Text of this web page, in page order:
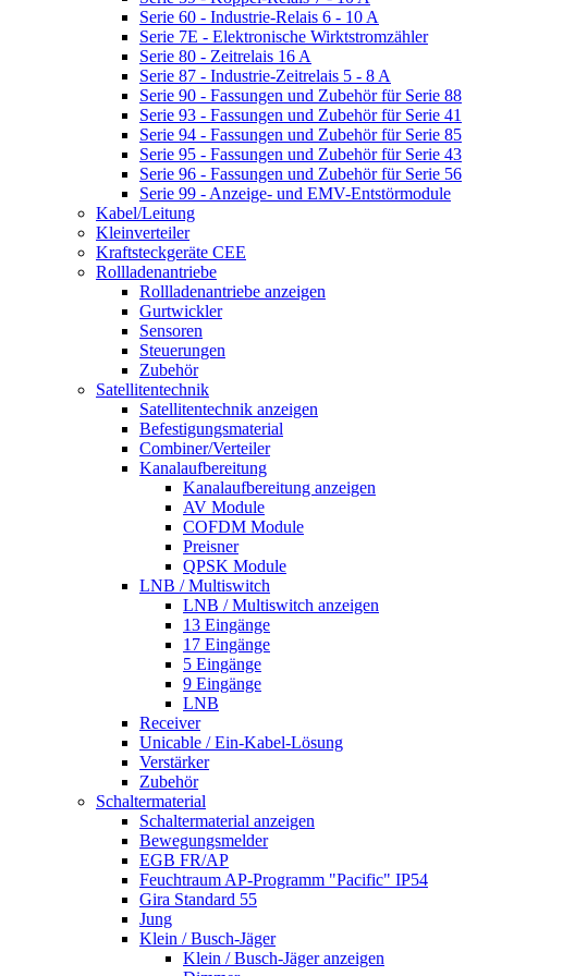
Serie 60 - Industrie-Relais 6 - 10 A
Serie 7E - Elektronische Wirktstromzähler
Serie 80 - Zeitrelais 16 A
Serie 87 - Industrie-Zeitrelais 5 - 8 A
Serie 90 - Fassungen und Zubehör für Serie 88
Serie 93 - Fassungen und Zubehör für Serie 41
Serie 94 - Fassungen und Zubehör für Serie 85
Serie 95 - Fassungen und Zubehör für Serie 43
Serie 96 - Fassungen und Zubehör für Serie 56
Serie 99 - Anzeige- und EMV-Entstörmodule
Kabel/Leitung
Kleinverteiler
Kraftsteckgeräte CEE
Rollladenantriebe
Rollladenantriebe anzeigen
Gurtwickler
Sensoren
Steuerungen
Zubehör
Satellitentechnik
Satellitentechnik anzeigen
Befestigungsmaterial
Combiner/Verteiler
Kanalaufbereitung
Kanalaufbereitung anzeigen
AV Module
COFDM Module
Preisner
QPSK Module
LNB / Multiswitch
LNB / Multiswitch anzeigen
13 Eingänge
17 Eingänge
5 Eingänge
9 Eingänge
LNB
Receiver
Unicable / Ein-Kabel-Lösung
Verstärker
Zubehör
Schaltermaterial
Schaltermaterial anzeigen
Bewegungsmelder
EGB FR/AP
Feuchtraum AP-Programm "Pacific" IP54
Gira Standard 55
Jung
Klein / Busch-Jäger
Klein / Busch-Jäger anzeigen